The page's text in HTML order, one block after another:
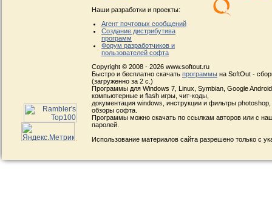
Наши разработки и проекты:
Агент почтовых сообщений
Создание дистрибутива
программ
Форум разработчиков и
пользователей софта
Copyright © 2008 - 2026 www.softout.ru
Быстро и бесплатно скачать программы на SoftOut -
(загруженно за 2 с.)
Программы для Windows 7, Linux, Symbian, Google
компьютерные и flash игры, чит-коды,
документация windows, инструкции и фильтры
обзоры софта.
Программы можно скачать по ссылкам авторов или с
паролей.
Использование материалов сайта разрешено только с